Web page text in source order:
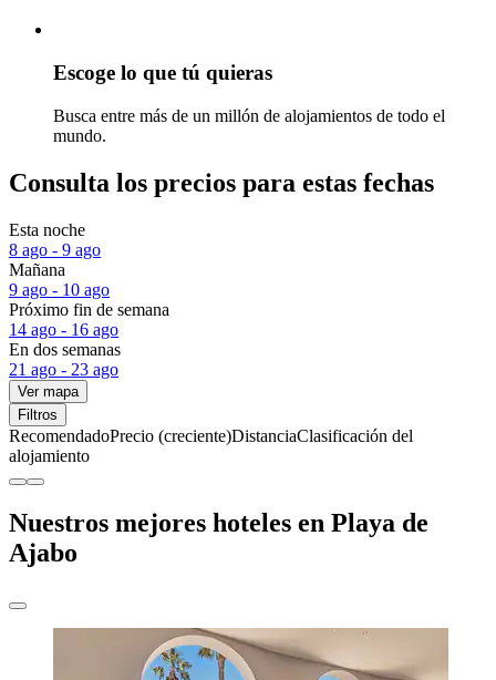
Escoge lo que tú quieras
Busca entre más de un millón de alojamientos de todo el
mundo.
Consulta los precios para estas fechas
Esta noche
8 ago - 9 ago
Mañana
9 ago - 10 ago
Próximo fin de semana
14 ago - 16 ago
En dos semanas
21 ago - 23 ago
Ver mapa
Filtros
RecomendadoPrecio (creciente)DistanciaClasificación del
alojamiento
Nuestros mejores hoteles en Playa de
Ajabo